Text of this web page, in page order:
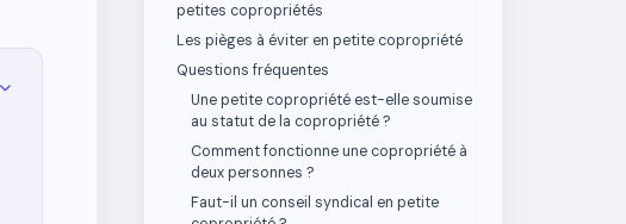
petites copropriétés
Les pièges à éviter en petite copropriété
Questions fréquentes
Une petite copropriété est-elle soumise
au statut de la copropriété ?
Comment fonctionne une copropriété à
deux personnes ?
Faut-il un conseil syndical en petite